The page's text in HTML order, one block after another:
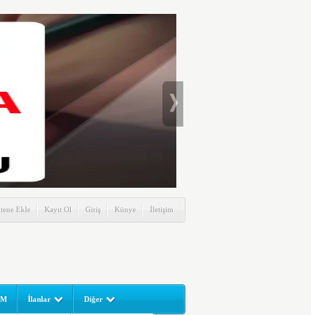
Ekle Kayıt Ol Giriş Künye İletişim
İlanlar Diğer